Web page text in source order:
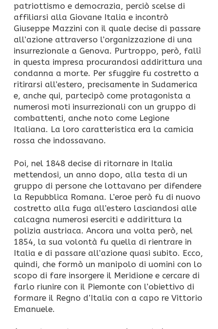
patriottismo e democrazia, perciò scelse di
affiliarsi alla Giovane Italia e incontrò
Giuseppe Mazzini con il quale decise di passare
all’azione attraverso l’organizzazione di una
insurrezionale a Genova. Purtroppo, però, fallì
in questa impresa procurandosi addirittura una
condanna a morte. Per sfuggire fu costretto a
ritirarsi all’estero, precisamente in Sudamerica
e, anche qui, partecipò come protagonista a
numerosi moti insurrezionali con un gruppo di
combattenti, anche noto come Legione
Italiana. La loro caratteristica era la camicia
rossa che indossavano.
Poi, nel 1848 decise di ritornare in Italia
mettendosi, un anno dopo, alla testa di un
gruppo di persone che lottavano per difendere
la Repubblica Romana. L’eroe però fu di nuovo
costretto alla fuga all’estero lasciandosi alle
calcagna numerosi eserciti e addirittura la
polizia austriaca. Ancora una volta però, nel
1854, la sua volontà fu quella di rientrare in
Italia e di passare all’azione quasi subito. Ecco,
quindi, che formò un manipolo di uomini con lo
scopo di fare insorgere il Meridione e cercare di
farlo riunire con il Piemonte con l’obiettivo di
formare il Regno d’Italia con a capo re Vittorio
Emanuele.